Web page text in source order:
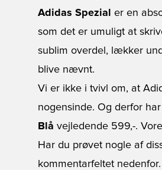
Adidas Spezial
er en
som det er umuligt at
sublim overdel, lækker
blive nævnt.
Vi er ikke i tvivl om, at
nogensinde. Og derfor
Blå vejledende 599,-.
Har du prøvet nogle af
kommentarfeltet nedenfor.